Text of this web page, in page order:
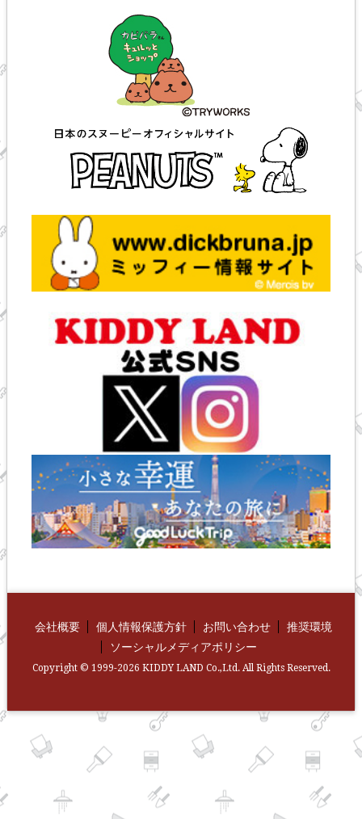
会社概要 個人情報保護方針 お問い合わせ
推奨環境
ソーシャルメディアポリシー
Copyright © 1999-2026 KIDDY LAND Co.,Ltd. All Rights Reserved.